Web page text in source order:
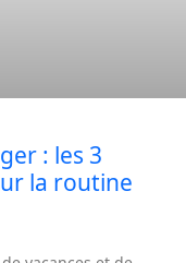
: les 3
la routine